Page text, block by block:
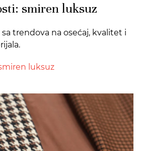
smiren luksuz
trendova na osećaj, kvalitet i
luksuz